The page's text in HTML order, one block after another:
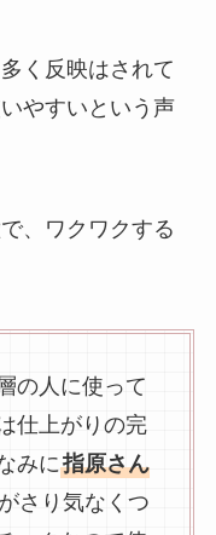
く反映はされて
やすいという声
、ワクワクする
の人に使って
仕上がりの完
みに指原さん
さり気なくつ